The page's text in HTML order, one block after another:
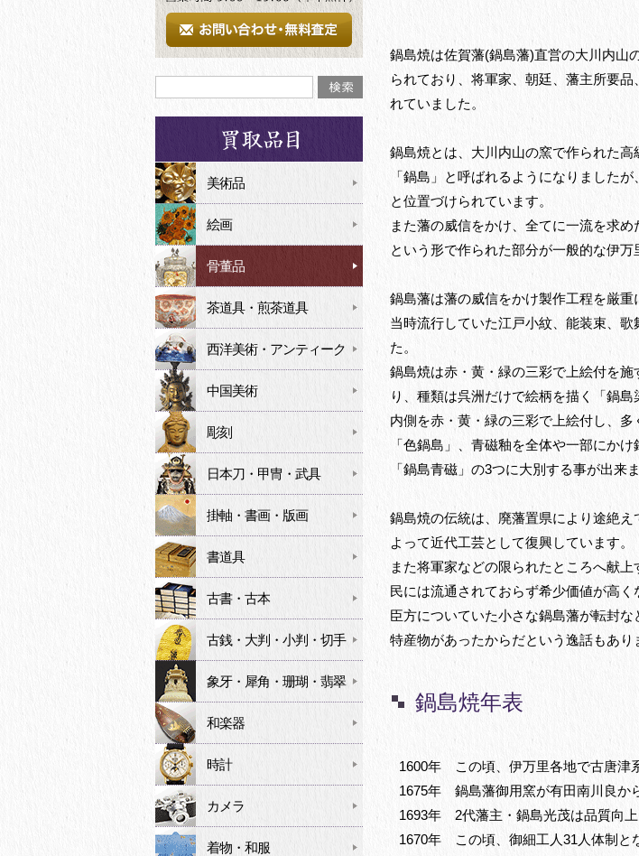
鍋島焼は佐賀藩(鍋島藩)直営の大川内山
られており、将軍家、朝廷、藩主所要
れていました。
鍋島焼とは、大川内山の窯で作られた高
「鍋島」と呼ばれるようになりました
と位置づけられています。
また藩の威信をかけ、全てに一流を求
という形で作られた部分が一般的な伊万
鍋島藩は藩の威信をかけ製作工程を厳
当時流行していた江戸小紋、能装束、
た。
鍋島焼は赤・黄・緑の三彩で上絵付を
り、種類は呉洲だけで絵柄を描く「鍋
内側を赤・黄・緑の三彩で上絵付し、
「色鍋島」、青磁釉を全体や一部にか
「鍋島青磁」の3つに大別する事が出来ま
鍋島焼の伝統は、廃藩置県により途絶
よって近代工芸として復興しています。
また将軍家などの限られたところへ献
民には流通されておらず希少価値が高
臣方についていた小さな鍋島藩が転封
特産物があったからだという逸話もあり
鍋島焼年表
1600年 この頃、伊万里各地で古唐津
1675年 鍋島藩御用窯が有田南川良か
1693年 2代藩主・鍋島光茂は品質向
1670年 この頃、御細工人31人体制と
美術品
絵画
骨董品
茶道具・煎茶道具
西洋美術・アンティーク
中国美術
彫刻
日本刀・甲冑・武具
掛軸・書画・版画
書道具
古書・古本
古銭・大判・小判・切手
象牙・犀角・珊瑚・翡翠
和楽器
時計
カメラ
着物・和服